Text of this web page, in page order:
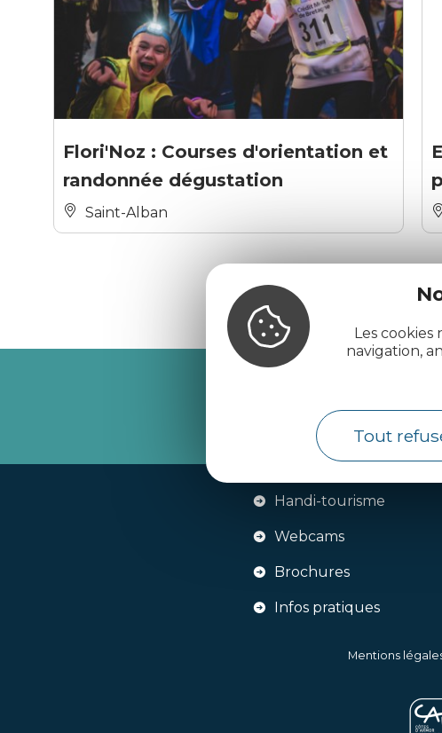
Les
navigation,
Tout
Flori'Noz : Courses d'orientation et
randonnée dégustation
Saint-Alban
Recevez
Handi-tourisme
Webcams
Brochures
Infos pratiques
Mentions